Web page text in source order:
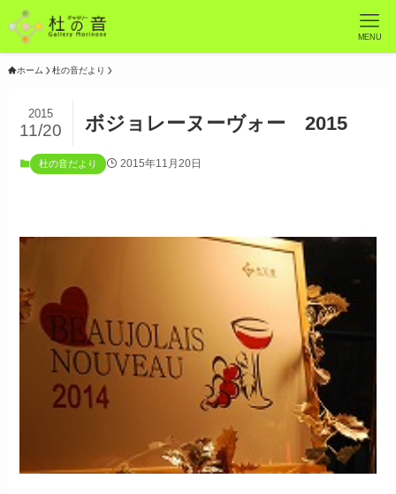
MENU
ホーム 杜の音だより
ボジョレーヌーヴォー 2015
2015
11/20
杜の音だより 2015年11月20日